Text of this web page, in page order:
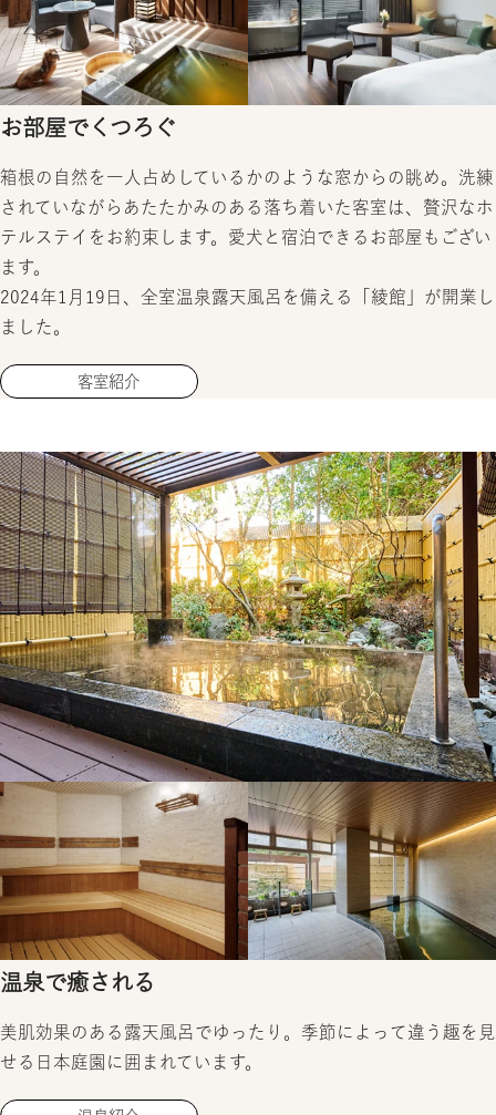
お部屋でくつろぐ
箱根の自然を一人占めしているかのような窓からの眺め。洗練
されていながらあたたかみのある落ち着いた客室は、贅沢なホ
テルステイをお約束します。愛犬と宿泊できるお部屋もござい
ます。
2024年1月19日、全室温泉露天風呂を備える「綾館」が開業し
ました。
客室紹介
温泉で癒される
美肌効果のある露天風呂でゆったり。季節によって違う趣を見
せる日本庭園に囲まれています。